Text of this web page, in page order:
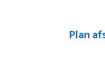
Plan